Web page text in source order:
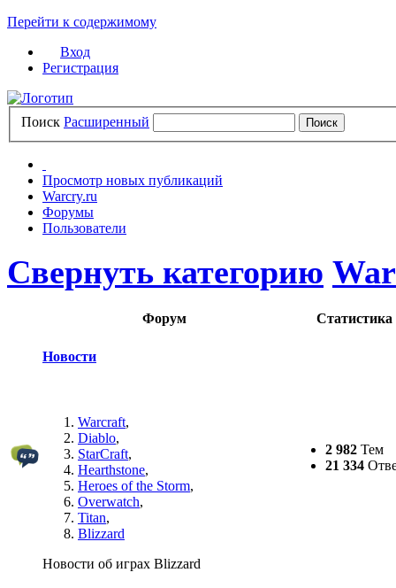
Перейти к содержимому
Вход
Регистрация
Поиск Расширенный
Просмотр новых публикаций
Warcry.ru
Форумы
Пользователи
Свернуть категорию
Форум Статистика
Новости
Warcraft,
Diablo,
StarCraft,
Hearthstone,
Heroes of the Storm,
Overwatch,
Titan,
Blizzard
Новости об играх Blizzard
2 982 Тем
21 334